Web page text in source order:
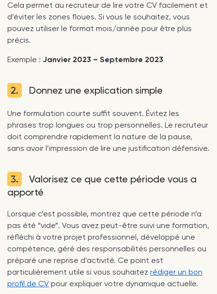
Cela permet au recruteur de lire votre CV facilement et
d’éviter les zones floues. Si vous le souhaitez, vous
pouvez utiliser le format mois/année pour être plus
précis.
Exemple : Janvier 2023 – Septembre 2023
2. Donnez une explication simple
Une formulation courte suffit souvent. Évitez les
phrases trop longues ou trop personnelles. Le recruteur
doit comprendre rapidement la nature de la pause,
sans avoir l’impression de lire une justification défensive.
3.
Valorisez ce que cette période vous a
apporté
Lorsque c’est possible, montrez que cette période n’a
pas été “vide”. Vous avez peut-être suivi une formation,
réfléchi à votre projet professionnel, développé une
compétence, géré des responsabilités personnelles ou
préparé une reprise d’activité. Ce point est
particulièrement utile si vous souhaitez rédiger un bon
profil de CV pour expliquer votre dynamique actuelle.